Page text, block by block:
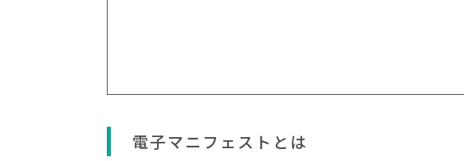
電子マニフェストとは